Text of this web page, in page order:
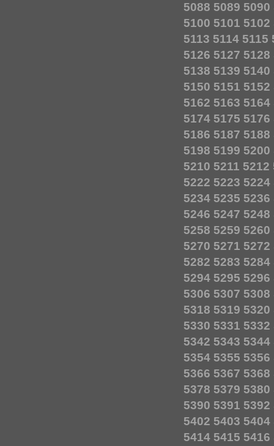
5088 5089 5090
5100 5101 5102
5113 5114 5115
5126 5127 5128
5138 5139 5140
5150 5151 5152
5162 5163 5164
5174 5175 5176
5186 5187 5188
5198 5199 5200
5210 5211 5212
5222 5223 5224
5234 5235 5236
5246 5247 5248
5258 5259 5260
5270 5271 5272
5282 5283 5284
5294 5295 5296
5306 5307 5308
5318 5319 5320
5330 5331 5332
5342 5343 5344
5354 5355 5356
5366 5367 5368
5378 5379 5380
5390 5391 5392
5402 5403 5404
5414 5415 5416